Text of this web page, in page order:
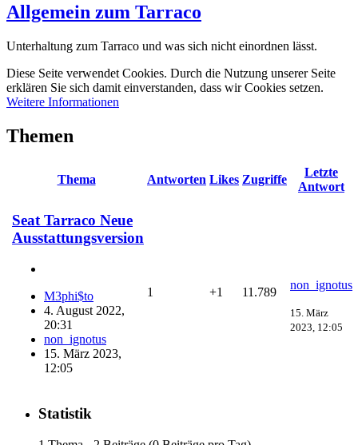
Allgemein zum Tarraco
Unterhaltung zum Tarraco und was sich nicht einordnen lässt.
Diese Seite verwendet Cookies. Durch die Nutzung unserer Seite
erklären Sie sich damit einverstanden, dass wir Cookies setzen.
Weitere Informationen
Themen
Thema Antworten Likes Zugriffe
Letzte
Antwort
Seat Tarraco Neue
Ausstattungsversion
M3phi$to
4. August 2022,
20:31
non_ignotus
15. März 2023,
12:05
1 +1 11.789
non_ignotus
15. März
2023, 12:05
Statistik